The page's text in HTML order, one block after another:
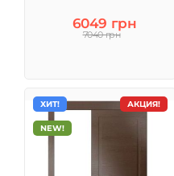
6049 грн
7040 грн
АКЦИЯ!
ХИТ!
NEW!